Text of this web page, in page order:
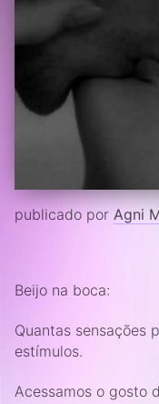
publicado por Agni
Beijo na boca:
Quantas sensações
estímulos.
Acessamos o gosto